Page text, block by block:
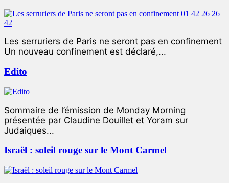
Les serruriers de Paris ne seront pas en confinement
Un nouveau confinement est déclaré,...
Edito
Sommaire de l’émission de Monday Morning
présentée par Claudine Douillet et Yoram sur
Judaiques...
Israël : soleil rouge sur le Mont Carmel